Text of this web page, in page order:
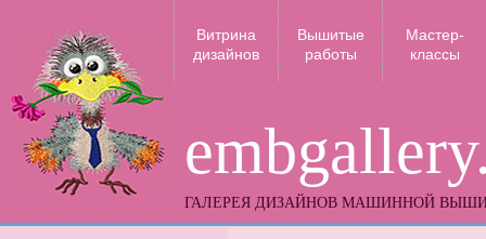
ГАЛЕРЕЯ ДИЗАЙНОВ МАШИННОЙ
Витрина
дизайнов
Вышитые
работы
Мастер-
классы